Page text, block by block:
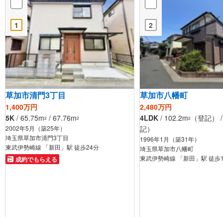
1
草加市清門3丁目
1,400万円
5K / 65.75m2 / 67.76m2
2002年5月（築25年）
埼玉県草加市清門3丁目
東武伊勢崎線 「新田」駅 徒歩24分
成約でもらえる
2
草加市八幡町
2,480万円
4LDK / 102.2m2
（登記
記）
1996年1月（築31年）
埼玉県草加市八幡町
東武伊勢崎線 「新田」駅 徒歩